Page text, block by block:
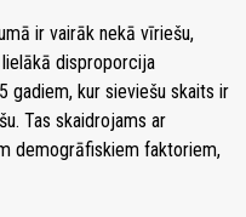
ir vairāk nekā vīriešu,
disproporcija
gadiem, kur sieviešu skaits ir
Tas skaidrojams ar
demogrāfiskiem faktoriem,